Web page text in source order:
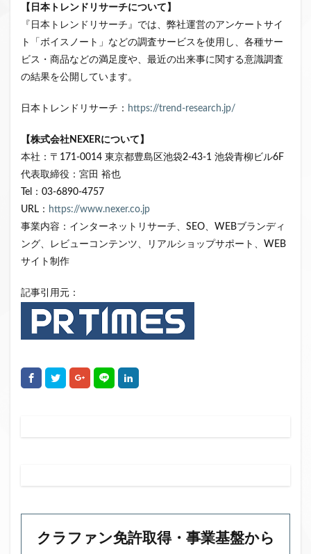
【日本トレンドリサーチについて】
『日本トレンドリサーチ』では、弊社運営のアンケートサイ
ト「ボイスノート」などの調査サービスを使用し、各種サー
ビス・商品などの満足度や、最近の出来事に関する意識調査
の結果を公開しています。
日本トレンドリサーチ： https://trend-research.jp/
【株式会社NEXERについて】
本社：〒171-0014 東京都豊島区池袋2-43-1 池袋青柳ビル6F
代表取締役：宮田 裕也
Tel：03-6890-4757
URL： https://www.nexer.co.jp
事業内容：インターネットリサーチ、SEO、WEBブランディ
ング、レビューコンテンツ、リアルショップサポート、WEB
サイト制作
記事引用元：
クラファン免許取得・事業基盤から